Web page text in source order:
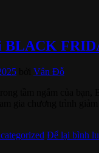
Vân Đỗ
Để lại bình